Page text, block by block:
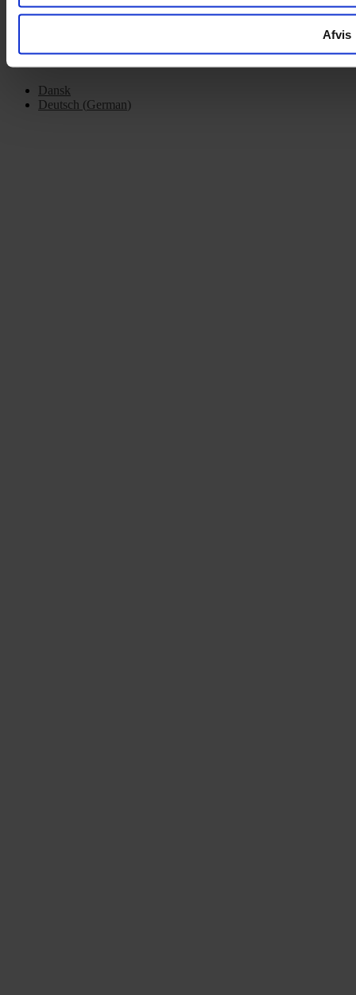
Afvis
Copyright © 2022.Design & hosting by Webhuset Ballum ApS
Dansk
Deutsch (German)